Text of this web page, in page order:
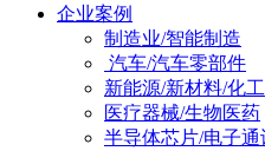
企业案例
制造业/智能制造
汽车/汽车零部件
新能源/新材料/化工
医疗器械/生物医药
半导体芯片/电子通